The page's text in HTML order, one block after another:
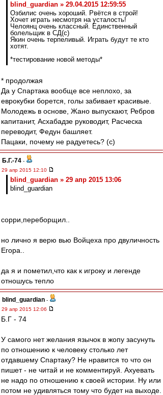
blind_guardian » 29.04.2015 12:59:55
Озбилис очень хороший. Рвётся в строй!
Хочет играть несмотря на усталость!
Челоянц очень классный. Единственный
болельщик в СД(с)
Якин очень терпеливый. Играть будут те кто
хотят.
*тестирование новой методы*
* продолжая
Да у Спартака вообще все неплохо, за
еврокубки борется, голы забивает красивые.
Молодежь в основе, Жано выпускают, Ребров
капитанит, Асхабадзе руководит, Расческа
переводит, Федун башляет.
Пацаки, почему не радуетесь? (с)
Б.Г.-74 -
29 апр 2015 12:10
blind_guardian » 29 апр 2015 13:06
blind_guardian
сорри,переборщил..
но лично я верю вью Войцеха про двуличность
Егора..
да я и пометил,что как к игроку и легенде
отношусь тепло
blind_guardian -
29 апр 2015 12:06
Б.Г - 74
У самого нет желания язычок в жопу засунуть
по отношению к человеку столько лет
отдавшему Спартаку? Не нравится то что он
пишет - не читай и не комментируй. Ахуевать
не надо по отношению к своей истории. Ну или
потом не удивляться тому что будет на выходе.